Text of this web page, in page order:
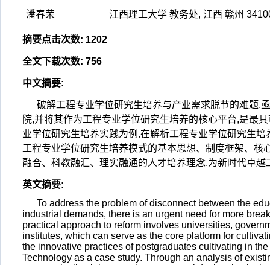
潘春荣
江西理工大学 教务处, 江西 赣州
摘要点击次数: 1202
全文下载次数: 756
中文摘要:
破解工程专业学位研究生培养与产业需求脱节的难题,
院,并将其作为工程专业学位研究生培养的核心平台,是最
业学位研究生培养实践为例,在解析工程专业学位研究生
工程专业学位研究生培养模式的基本思想、制度框架、
融合、科教融汇、理实融通的人才培养理念,为新时代卓
英文摘要:
To address the problem of disconnect between the
industrial demands, there is an urgent need for more
practical approach to reform involves universities,
institutes, which can serve as the core platform for
the innovative practices of postgraduates cultivating in
Technology as a case study. Through an analysis of